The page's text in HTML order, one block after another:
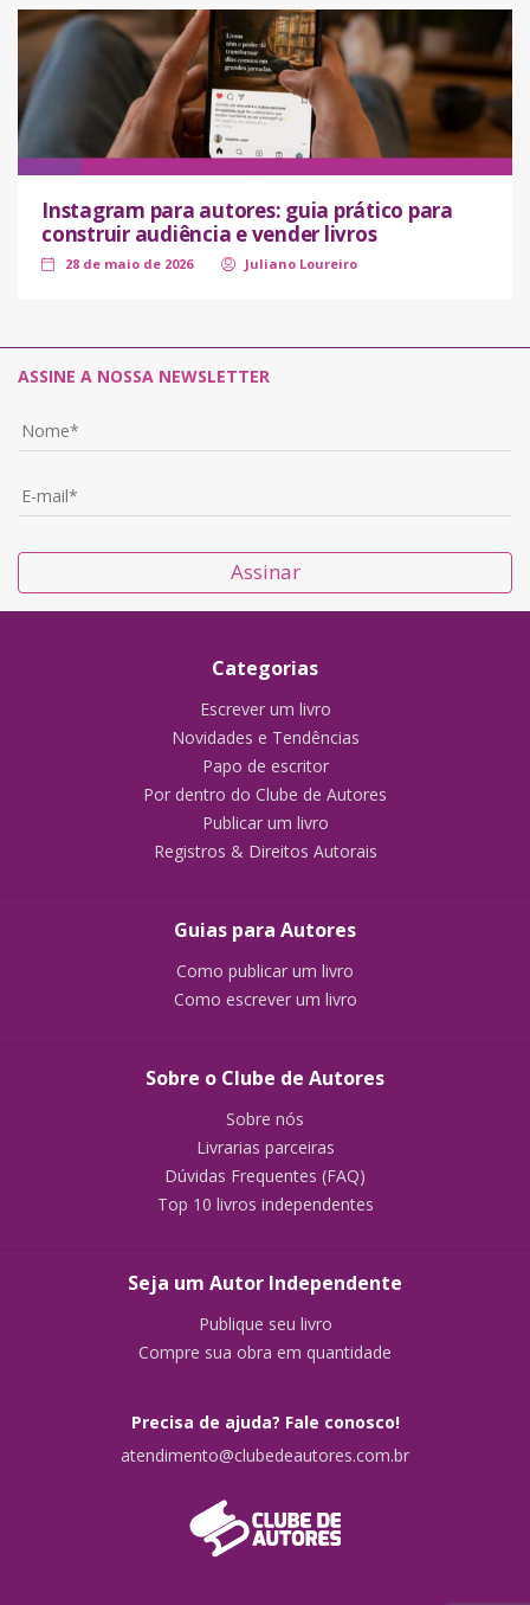
Instagram para autores: guia prático para
construir audiência e vender livros
28 de maio de 2026 Juliano Loureiro
ASSINE A NOSSA NEWSLETTER
Assinar
Categorias
Escrever um livro
Novidades e Tendências
Papo de escritor
Por dentro do Clube de Autores
Publicar um livro
Registros & Direitos Autorais
Guias para Autores
Como publicar um livro
Como escrever um livro
Sobre o Clube de Autores
Sobre nós
Livrarias parceiras
Dúvidas Frequentes (FAQ)
Top 10 livros independentes
Seja um Autor Independente
Publique seu livro
Compre sua obra em quantidade
Precisa de ajuda? Fale conosco!
atendimento@clubedeautores.com.br